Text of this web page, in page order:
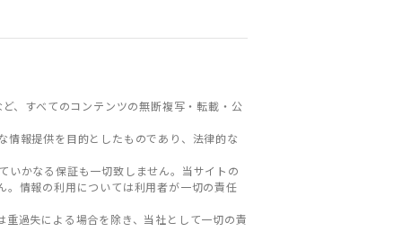
、すべてのコンテンツの無断複写・転載・公
報提供を目的としたものであり、法律的な
いかなる保証も一切致しません。当サイトの
情報の利用については利用者が一切の責任
過失による場合を除き、当社として一切の責